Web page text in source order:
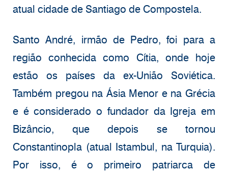
atual cidade de Santiago de Compostela.
Santo André, irmão de Pedro, foi para a
região conhecida como Cítia, onde hoje
estão os países da ex-União Soviética.
Também pregou na Ásia Menor e na Grécia
e é considerado o fundador da Igreja em
Bizâncio, que depois se tornou
Constantinopla (atual Istambul, na Turquia).
Por isso, é o primeiro patriarca de